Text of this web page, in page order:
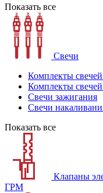
Показать все
Свечи
Комплекты
Комплекты
Свечи зажигания
Свечи
Показать все
Клапаны
ГРМ